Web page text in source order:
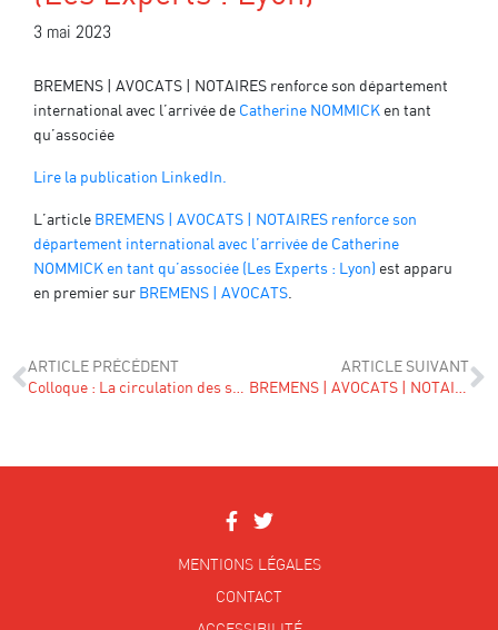
3 mai 2023
BREMENS | AVOCATS | NOTAIRES renforce son département
international avec l’arrivée de Catherine NOMMICK en tant
qu’associée
Lire la publication LinkedIn.
L’article BREMENS | AVOCATS | NOTAIRES renforce son
département international avec l’arrivée de Catherine
NOMMICK en tant qu’associée (Les Experts : Lyon) est apparu
en premier sur BREMENS | AVOCATS.
ARTICLE PRÉCÉDENT
Colloque : La circulation des sociétés dans l’Union européenne
ARTICLE SUIVANT
BREMENS | AVOCATS | NOTAIRES renforce son département international avec l’arrivée de Catherine NOMMICK en tant qu’associée (Le Monde du Droit)
MENTIONS LÉGALES
CONTACT